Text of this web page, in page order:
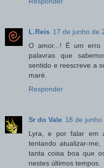
L.Reis 17 de junho de
O amor...! É um erro
palavras que
sentido e reescreve a
maré.
Responder
Sr do Vale 18 de
Lyra, e por falar em
tentando atualizar-
tanta coisa boa que
nestes últimos tempos.